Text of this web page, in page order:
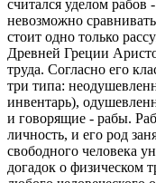
считался уделом рабов
невозможно
стоит одно только
Древней Греции
труда. Согласно его
три типа:
инвентарь),
и говорящие - рабы. Раб
личность, и его род
свободного человека
догадок о физическом